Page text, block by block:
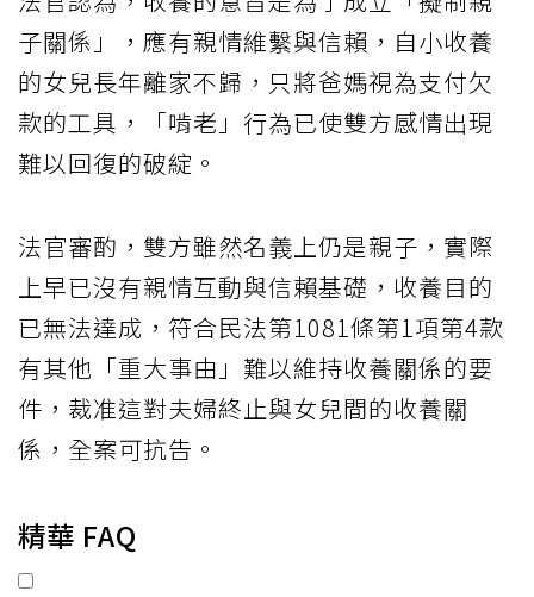
子關係」，應有親情維繫與信賴，自小收養
的女兒長年離家不歸，只將爸媽視為支付欠
款的工具，「啃老」行為已使雙方感情出現
難以回復的破綻。
法官審酌，雙方雖然名義上仍是親子，實際
上早已沒有親情互動與信賴基礎，收養目的
已無法達成，符合民法第1081條第1項第4款
有其他「重大事由」難以維持收養關係的要
件，裁准這對夫婦終止與女兒間的收養關
係，全案可抗告。
精華 FAQ